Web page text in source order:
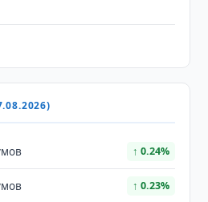
↑ 0.24%
↑ 0.23%